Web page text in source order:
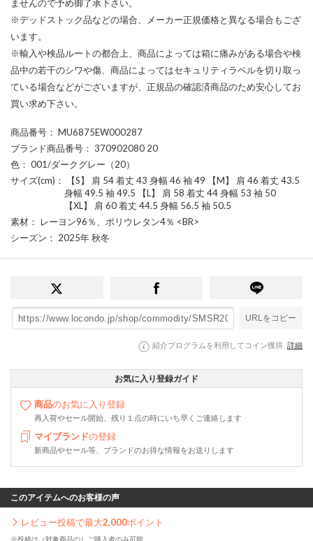
ませんので予め御了承下さい。
※デッドストック品などの場合、メーカー正規価格と異なる場合もござ
います。
※輸入や検品ルートの都合上、商品によっては箱に痛みがある場合や検
品中の若干のシワや傷、商品によってはセキュリティラベルを切り取っ
ている場合などがございますが、正規品の確認済商品のため安心してお
買い求め下さい。
商品番号 ： MU6875EW000287
ブランド商品番号 ： 370902080 20
色 ： 001/ダークグレー（20）
サイズ(cm) ： 【S】 肩 54 着丈 43 身幅 46 袖 49 【M】 肩 46 着丈 43.5
身幅 49.5 袖 49.5 【L】 肩 58 着丈 44 身幅 53 袖 50
【XL】 肩 60 着丈 44.5 身幅 56.5 袖 50.5
素材 ： レーヨン96％、ポリウレタン4％ <BR>
シーズン ： 2025年 秋冬
URLをコピー
紹介プログラムを利用してコイン獲得 詳細
お気に入り登録ガイド
商品のお気に入り登録
再入荷やセール開始、残り１点の時にいち早くご連絡します
マイブランドの登録
新商品やセール等、ブランドのお得な情報をお送りします
このアイテムへのお客様の声
レビュー投稿で最大2,000ポイント
※投稿は（対象商品の）ご購入者のみ可能